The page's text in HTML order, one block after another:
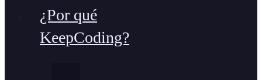
¿Por qué
KeepCoding?